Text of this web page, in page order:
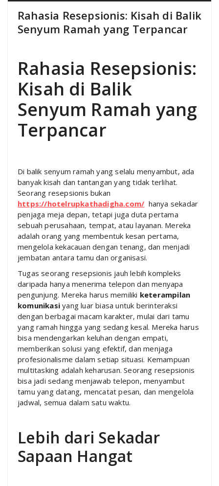
Rahasia Resepsionis: Kisah di Balik
Senyum Ramah yang Terpancar
Rahasia Resepsionis:
Kisah di Balik
Senyum Ramah yang
Terpancar
Di balik senyum ramah yang selalu menyambut, ada
banyak kisah dan tantangan yang tidak terlihat.
Seorang resepsionis bukan
https://hotelrupkathadigha.com/ hanya sekadar
penjaga meja depan, tetapi juga duta pertama
sebuah perusahaan, tempat, atau layanan. Mereka
adalah orang yang membentuk kesan pertama,
mengelola kekacauan dengan tenang, dan menjadi
jembatan antara tamu dan organisasi.
Tugas seorang resepsionis jauh lebih kompleks
daripada hanya menerima telepon dan menyapa
pengunjung. Mereka harus memiliki keterampilan
komunikasi yang luar biasa untuk berinteraksi
dengan berbagai macam karakter, mulai dari tamu
yang ramah hingga yang sedang kesal. Mereka harus
bisa mendengarkan keluhan dengan empati,
memberikan solusi yang efektif, dan menjaga
profesionalisme dalam setiap situasi. Kemampuan
multitasking adalah keharusan. Seorang resepsionis
bisa jadi sedang menjawab telepon, menyambut
tamu yang datang, mencatat pesan, dan mengelola
jadwal, semua dalam satu waktu.
Lebih dari Sekadar
Sapaan Hangat